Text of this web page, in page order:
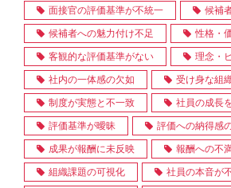
面接官の評価基準が不統一 候補
候補者への魅力付け不足 性格・
客観的な評価基準がない 理念・
社内の一体感の欠如 受け身な組
制度が実態と不一致 社員の成長
評価基準が曖昧 評価への納得感
成果が報酬に未反映 報酬への不
組織課題の可視化 社員の本音が